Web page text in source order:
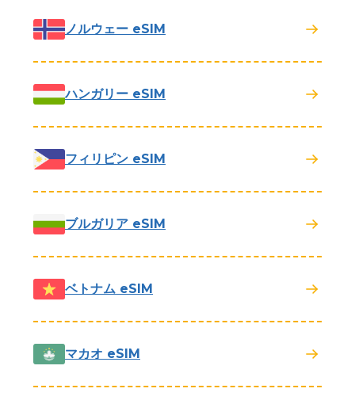
ノルウェー eSIM
ハンガリー eSIM
フィリピン eSIM
ブルガリア eSIM
ベトナム eSIM
マカオ eSIM